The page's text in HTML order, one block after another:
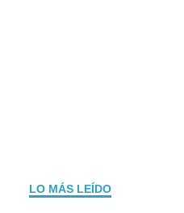
LO MÁS LEÍDO